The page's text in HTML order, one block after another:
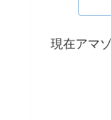
現在アマ